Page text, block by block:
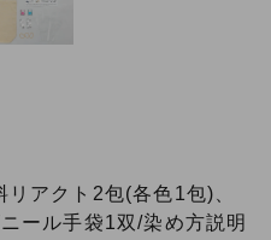
アクト2包(各色1包)、
ール手袋1双/染め方説明